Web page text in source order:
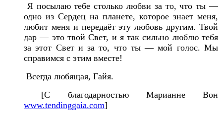
Я посылаю тебе столько любви за то, что ты —
одно из Сердец на планете, которое знает меня,
любит меня и передаёт эту любовь другим. Твой
дар — это твой Свет, и я так сильно люблю тебя
за этот Свет и за то, что ты — мой голос. Мы
справимся с этим вместе!
Всегда любящая, Гайя.
[С благодарностью Марианне Вон
www.tendinggaia.com]